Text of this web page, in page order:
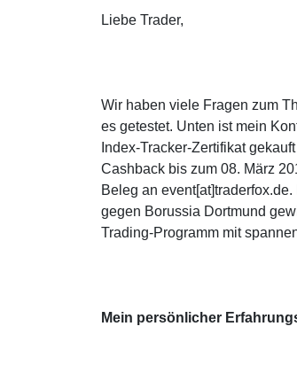
Liebe Trader,
Wir haben viele Fragen zum
es getestet. Unten ist mein
Index-Tracker-Zertifikat
Cashback bis zum 08. März
Beleg an
gegen Borussia Dortmund
Trading-Programm mit
Mein persönlicher